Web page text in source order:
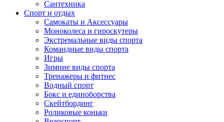
Сантехника
Спорт и отдых
Самокаты и Аксессуары
Моноколеса и гироскутеры
Экстремальные виды спорта
Командные виды спорта
Игры
Зимние виды спорта
Тренажеры и фитнес
Водный спорт
Бокс и единоборства
Скейтбординг
Роликовые коньки